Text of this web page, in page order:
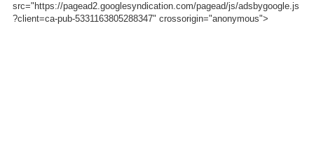
src="https://pagead2.googlesyndication.com/pagead/js/adsbygoogle.js
?client=ca-pub-5331163805288347" crossorigin="anonymous">